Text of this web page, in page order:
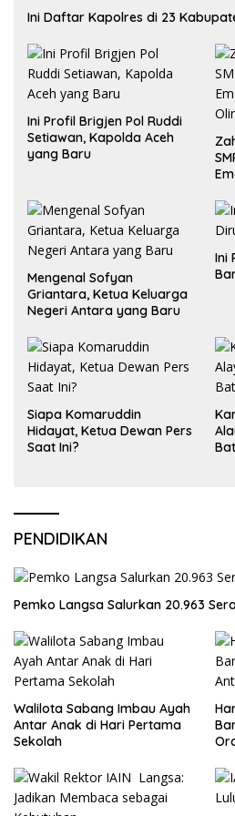
Ini Daftar Kapolres di 23
Ini Profil Brigjen Pol Ruddi
Setiawan, Kapolda Aceh
yang Baru
Mengenal Sofyan
Griantara, Ketua Keluarga
Negeri Antara yang Baru
Ini
Siapa Komaruddin
Hidayat, Ketua Dewan Pers
Saat Ini?
PENDIDIKAN
Pemko Langsa Salurkan 20.963
Walilota Sabang Imbau Ayah
Antar Anak di Hari Pertama
Sekolah